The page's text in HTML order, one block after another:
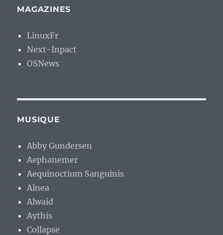
MAGAZINES
LinuxFr
Next-Inpact
OSNews
MUSIQUE
Abby Gundersen
Aephanemer
Aequinoctium Sanguinis
Alnea
Alwaid
Aythis
Collapse